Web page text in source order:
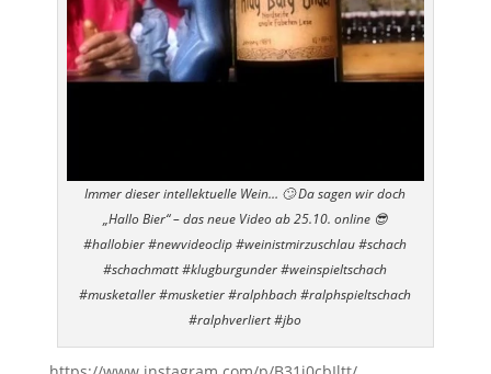
Immer dieser intellektuelle Wein… 🙄 Da sagen wir doch
„Hallo Bier“ – das neue Video ab 25.10. online 😎
#hallobier #newvideoclip #weinistmirzuschlau #schach
#schachmatt #klugburgunder #weinspieltschach
#musketaller #musketier #ralphbach #ralphspieltschach
#ralphverliert #jbo